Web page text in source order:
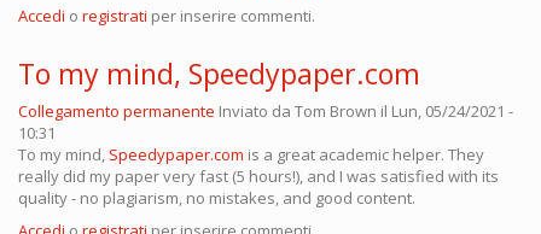
Accedi o registrati per inserire commenti.
To my mind, Speedypaper.com
Collegamento permanente Inviato da Tom Brown il Lun, 05/24/2021 -
10:31
To my mind, Speedypaper.com is a great academic helper. They
really did my paper very fast (5 hours!), and I was satisfied with its
quality - no plagiarism, no mistakes, and good content.